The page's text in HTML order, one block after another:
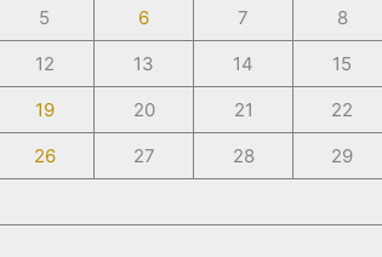
5 6 7 8
12 13 14 15
19 20 21 22
26 27 28 29